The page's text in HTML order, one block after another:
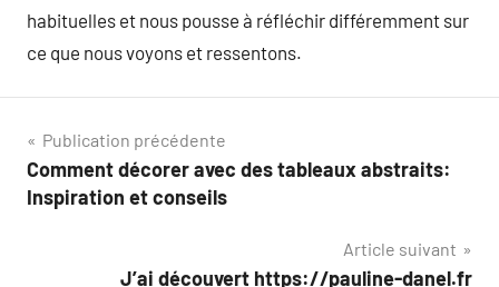
habituelles et nous pousse à réfléchir différemment sur
ce que nous voyons et ressentons.
Navigation
de
Publication précédente
Comment décorer avec des tableaux abstraits:
Inspiration et conseils
Article suivant
J’ai découvert https://pauline-danel.fr